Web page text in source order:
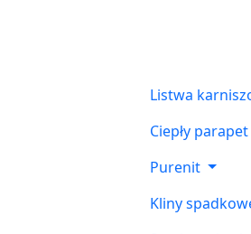
Listwa
Ciepły parapet
Purenit
Kliny